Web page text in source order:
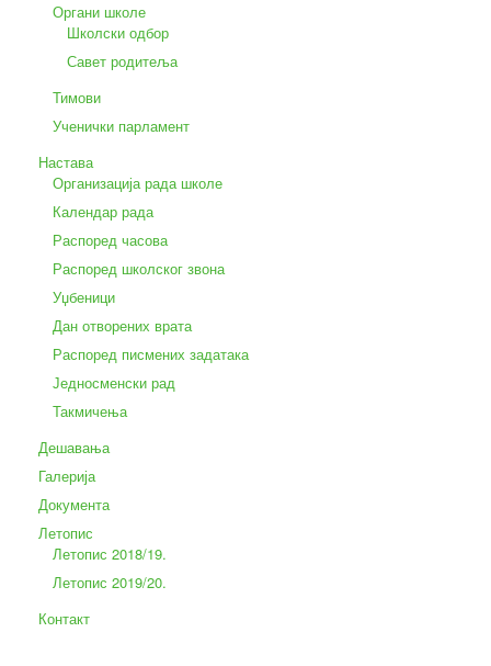
Органи школе
Школски одбор
Савет родитеља
Тимови
Ученички парламент
Настава
Организација рада школе
Календар рада
Распоред часова
Распоред школског звона
Уџбеници
Дан отворених врата
Распоред писмених задатака
Једносменски рад
Такмичења
Дешавања
Галерија
Документа
Летопис
Летопис 2018/19.
Летопис 2019/20.
Контакт